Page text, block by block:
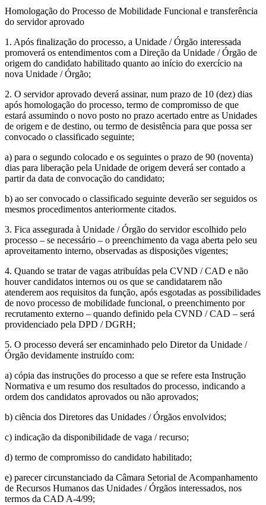
Homologação do Processo de Mobilidade Funcional e transferência
do servidor aprovado
1. Após finalização do processo, a Unidade / Órgão interessada
promoverá os entendimentos com a Direção da Unidade / Órgão de
origem do candidato habilitado quanto ao início do exercício na
nova Unidade / Órgão;
2. O servidor aprovado deverá assinar, num prazo de 10 (dez) dias
após homologação do processo, termo de compromisso de que
estará assumindo o novo posto no prazo acertado entre as Unidades
de origem e de destino, ou termo de desistência para que possa ser
convocado o classificado seguinte;
a) para o segundo colocado e os seguintes o prazo de 90 (noventa)
dias para liberação pela Unidade de origem deverá ser contado a
partir da data de convocação do candidato;
b) ao ser convocado o classificado seguinte deverão ser seguidos os
mesmos procedimentos anteriormente citados.
3. Fica assegurada à Unidade / Órgão do servidor escolhido pelo
processo – se necessário – o preenchimento da vaga aberta pelo seu
aproveitamento interno, observadas as disposições vigentes;
4. Quando se tratar de vagas atribuídas pela CVND / CAD e não
houver candidatos internos ou os que se candidatarem não
atenderem aos requisitos da função, após esgotadas as possibilidades
de novo processo de mobilidade funcional, o preenchimento por
recrutamento externo – quando definido pela CVND / CAD – será
providenciado pela DPD / DGRH;
5. O processo deverá ser encaminhado pelo Diretor da Unidade /
Órgão devidamente instruído com:
a) cópia das instruções do processo a que se refere esta Instrução
Normativa e um resumo dos resultados do processo, indicando a
ordem dos candidatos aprovados ou não aprovados;
b) ciência dos Diretores das Unidades / Órgãos envolvidos;
c) indicação da disponibilidade de vaga / recurso;
d) termo de compromisso do candidato habilitado;
e) parecer circunstanciado da Câmara Setorial de Acompanhamento
de Recursos Humanos das Unidades / Órgãos interessados, nos
termos da CAD A-4/99;